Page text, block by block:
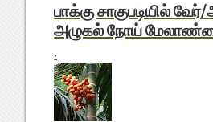
பாக்கு சாகுபடியில்
அழுகல் நோய்
›